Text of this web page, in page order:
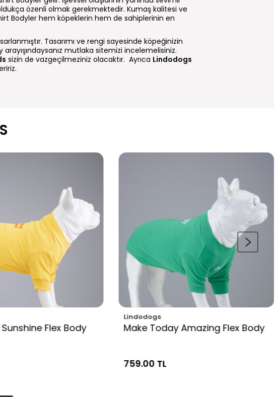
özenli olmak gerekmektedir. Kumaş kalitesi ve
Bodyler hem köpeklerin hem de sahiplerinin en
Tasarımı ve rengi sayesinde köpeğinizin
mutlaka sitemizi incelemelisiniz.
sizin de vazgeçilmeziniz olacaktır. Ayrıca Lindodogs
Flex Body
Lindodogs
Make Today Amazing Flex Body
759.00 TL